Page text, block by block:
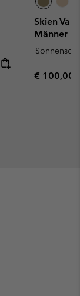
Skien
Männer
Regular
€ 100,00